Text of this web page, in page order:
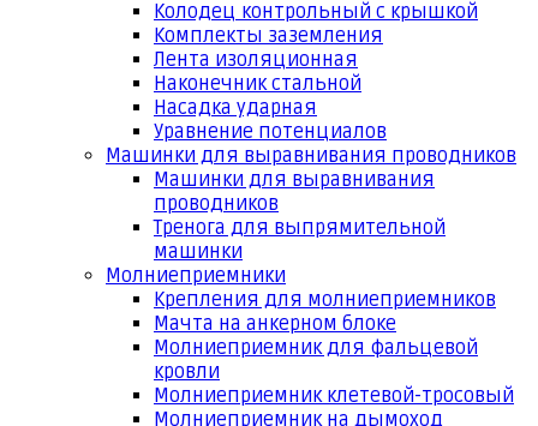
Колодец контрольный с крышкой
Комплекты заземления
Лента изоляционная
Наконечник стальной
Насадка ударная
Уравнение потенциалов
Машинки для выравнивания проводников
Машинки для выравнивания
проводников
Тренога для выпрямительной
машинки
Молниеприемники
Крепления для молниеприемников
Мачта на анкерном блоке
Молниеприемник для фальцевой
кровли
Молниеприемник клетевой-тросовый
Молниеприемник на дымоход